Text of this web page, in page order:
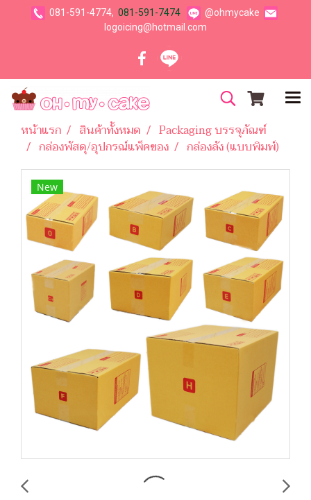
081-591-4774, 081-591-7474
@ohmycake
logoicing@hotmail.com
หน้าแรก สินค้าทั้งหมด
Packaging บรรจุภัณฑ์
กล่องพัสดุ/อุปกรณ์แพ็คของ
กล่องลัง (แบบพิมพ์)
New